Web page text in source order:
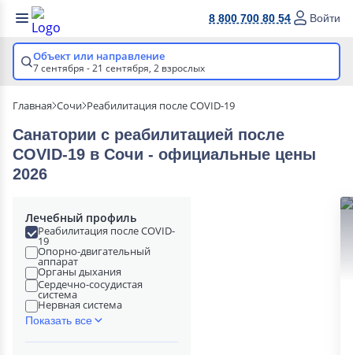
8 800 700 80 54 Войти
Объект или направление
7 сентября - 21 сентября, 2 взрослых
Главная Сочи Реабилитация после COVID-19
Санатории с реабилитацией после
COVID-19 в Сочи - официальные цены
2026
Лечебный профиль
Реабилитация после COVID-
19
Опорно-двигательный
аппарат
Органы дыхания
Сердечно-сосудистая
система
Нервная система
Показать все